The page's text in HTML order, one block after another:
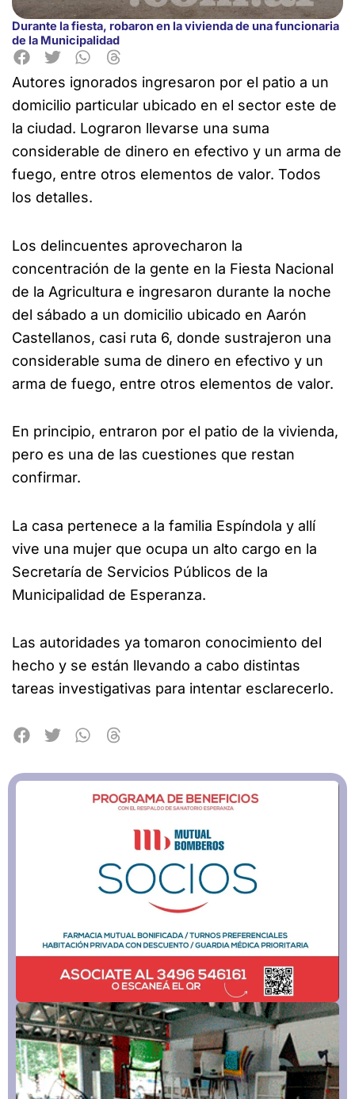
Durante la fiesta, robaron en la vivienda de una funcionaria
de la Municipalidad
Autores ignorados ingresaron por el patio a un
domicilio particular ubicado en el sector este de
la ciudad. Lograron llevarse una suma
considerable de dinero en efectivo y un arma de
fuego, entre otros elementos de valor. Todos
los detalles.
Los delincuentes aprovecharon la
concentración de la gente en la Fiesta Nacional
de la Agricultura e ingresaron durante la noche
del sábado a un domicilio ubicado en Aarón
Castellanos, casi ruta 6, donde sustrajeron una
considerable suma de dinero en efectivo y un
arma de fuego, entre otros elementos de valor.
En principio, entraron por el patio de la vivienda,
pero es una de las cuestiones que restan
confirmar.
La casa pertenece a la familia Espíndola y allí
vive una mujer que ocupa un alto cargo en la
Secretaría de Servicios Públicos de la
Municipalidad de Esperanza.
Las autoridades ya tomaron conocimiento del
hecho y se están llevando a cabo distintas
tareas investigativas para intentar esclarecerlo.